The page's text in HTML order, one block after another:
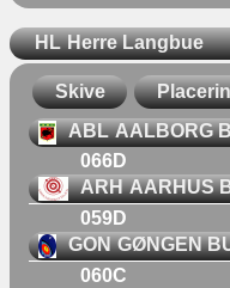
HL Herre Langbue
Skive
ABL AALBORG
066D
ARH AARHUS
059D
GON GØNGEN
060C